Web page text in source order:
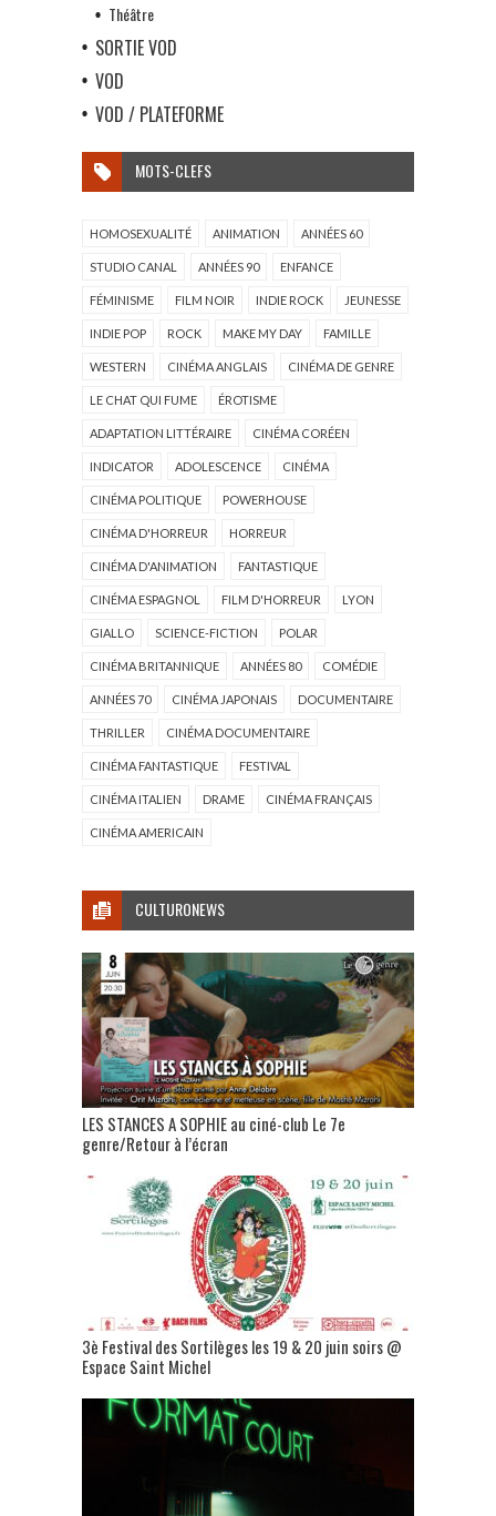
Théâtre
SORTIE VOD
VOD
VOD / PLATEFORME
MOTS-CLEFS
HOMOSEXUALITÉ ANIMATION ANNÉES 60
STUDIO CANAL ANNÉES 90 ENFANCE
FÉMINISME FILM NOIR INDIE ROCK JEUNESSE
INDIE POP ROCK MAKE MY DAY FAMILLE
WESTERN CINÉMA ANGLAIS CINÉMA DE GENRE
LE CHAT QUI FUME ÉROTISME
ADAPTATION LITTÉRAIRE CINÉMA CORÉEN
INDICATOR ADOLESCENCE CINÉMA
CINÉMA POLITIQUE POWERHOUSE
CINÉMA D'HORREUR HORREUR
CINÉMA D'ANIMATION FANTASTIQUE
CINÉMA ESPAGNOL FILM D'HORREUR LYON
GIALLO SCIENCE-FICTION POLAR
CINÉMA BRITANNIQUE ANNÉES 80 COMÉDIE
ANNÉES 70 CINÉMA JAPONAIS DOCUMENTAIRE
THRILLER CINÉMA DOCUMENTAIRE
CINÉMA FANTASTIQUE FESTIVAL
CINÉMA ITALIEN DRAME CINÉMA FRANÇAIS
CINÉMA AMERICAIN
CULTURONEWS
LES STANCES A SOPHIE au ciné-club Le 7e
genre/Retour à l’écran
3è Festival des Sortilèges les 19 & 20 juin soirs @
Espace Saint Michel